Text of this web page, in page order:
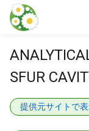
本文に飛ぶ
SFUR
提供元サイトで